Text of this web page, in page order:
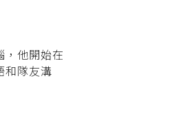
，他開始在
和隊友溝